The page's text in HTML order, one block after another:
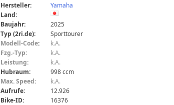
Hersteller:
Yamaha
Land:
Baujahr:
2025
Typ (2ri.de):
Sporttourer
Modell-Code:
k.A.
Fzg.-Typ:
k.A.
Leistung:
k.A.
Hubraum:
998 ccm
Max. Speed:
k.A.
Aufrufe:
12.926
Bike-ID:
16376